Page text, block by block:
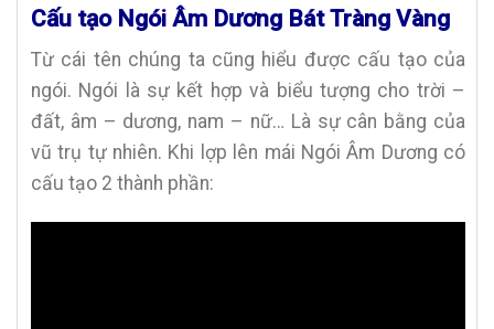
Cấu tạo Ngói Âm Dương Bát Tràng Vàng
Từ cái tên chúng ta cũng hiểu được cấu tạo của
ngói. Ngói là sự kết hợp và biểu tượng cho trời –
đất, âm – dương, nam – nữ… Là sự cân bằng của
vũ trụ tự nhiên. Khi lợp lên mái Ngói Âm Dương có
cấu tạo 2 thành phần: